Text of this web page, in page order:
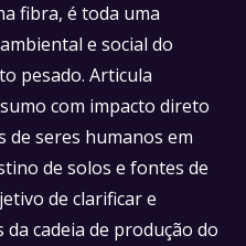
fibra, é toda uma
e social do
pesado. Articula
com impacto direto
de seres humanos em
de solos e fontes de
de clarificar e
cadeia de produção do